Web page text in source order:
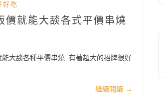
好吃
就能大舕各式平價串燒
大舕各種平價串燒 有著超大的招牌很好
繼續閱讀 →